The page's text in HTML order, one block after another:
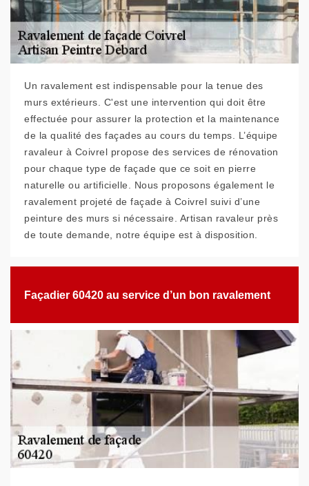
Un ravalement est indispensable pour la tenue des
murs extérieurs. C'est une intervention qui doit être
effectuée pour assurer la protection et la maintenance
de la qualité des façades au cours du temps. L’équipe
ravaleur à Coivrel propose des services de rénovation
pour chaque type de façade que ce soit en pierre
naturelle ou artificielle. Nous proposons également le
ravalement projeté de façade à Coivrel suivi d’une
peinture des murs si nécessaire. Artisan ravaleur près
de toute demande, notre équipe est à disposition.
Façadier 60420 au service d’un bon ravalement